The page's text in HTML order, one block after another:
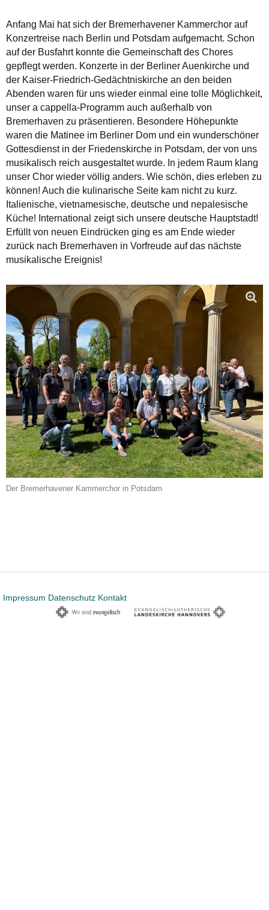
Anfang Mai hat sich der Bremerhavener Kammerchor auf
Konzertreise nach Berlin und Potsdam aufgemacht. Schon
auf der Busfahrt konnte die Gemeinschaft des Chores
gepflegt werden. Konzerte in der Berliner Auenkirche und
der Kaiser-Friedrich-Gedächtniskirche an den beiden
Abenden waren für uns wieder einmal eine tolle Möglichkeit,
unser a cappella-Programm auch außerhalb von
Bremerhaven zu präsentieren. Besondere Höhepunkte
waren die Matinee im Berliner Dom und ein wunderschöner
Gottesdienst in der Friedenskirche in Potsdam, der von uns
musikalisch reich ausgestaltet wurde. In jedem Raum klang
unser Chor wieder völlig anders. Wie schön, dies erleben zu
können! Auch die kulinarische Seite kam nicht zu kurz.
Italienische, vietnamesische, deutsche und nepalesische
Küche! International zeigt sich unsere deutsche Hauptstadt!
Erfüllt von neuen Eindrücken ging es am Ende wieder
zurück nach Bremerhaven in Vorfreude auf das nächste
musikalische Ereignis!
Der Bremerhavener Kammerchor in Potsdam
Impressum Datenschutz Kontakt